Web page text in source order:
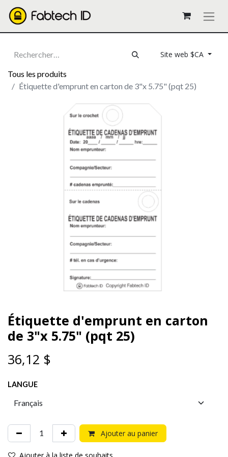
Site web $CA
Tous les produits
Étiquette d'emprunt en carton de 3"x 5.75" (pqt 25)
Étiquette d'emprunt en carton
de 3"x 5.75" (pqt 25)
36,12 $
LANGUE
Ajouter au panier
Ajouter à la liste de souhaits